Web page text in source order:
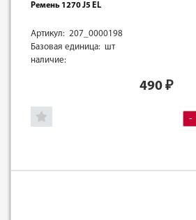
Ремень 1270 J5 EL
Артикул: 207_0000198
Базовая единица: шт
наличие:
490 ₽
-